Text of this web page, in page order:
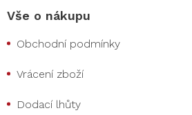
Vše o nákupu
Obchodní podmínky
Vrácení zboží
Dodací lhůty